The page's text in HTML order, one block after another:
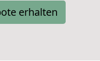
erhalten